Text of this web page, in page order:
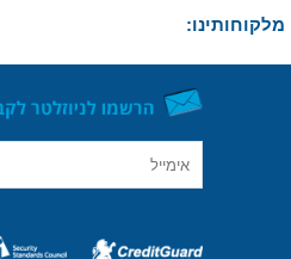
מלקוחותינו: